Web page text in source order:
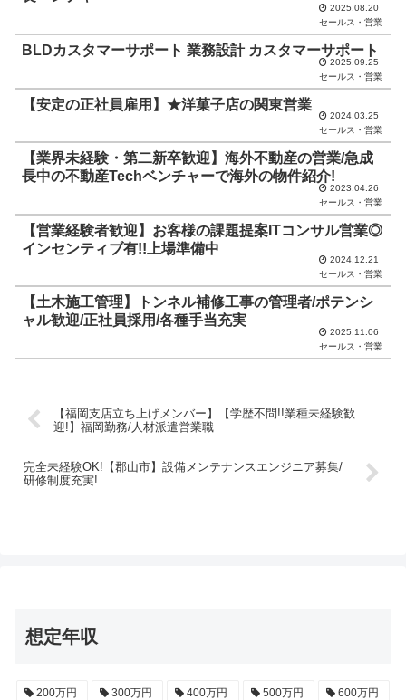
の
て
さ
2025.08.20
セールス・営業
BLDカスタマーサポート 業務設計 カスタマーサポート
2025.09.25
セールス・営業
【安定の正社員雇用】★洋菓子店の関東営業
2024.03.25
セールス・営業
【業界未経験・第二新卒歓迎】海外不動産の営業/急成
長中の不動産Techベンチャーで海外の物件紹介!
2023.04.26
セールス・営業
【営業経験者歓迎】お客様の課題提案ITコンサル営業◎
インセンティブ有!!上場準備中
2024.12.21
セールス・営業
【土木施工管理】トンネル補修工事の管理者/ポテンシ
ャル歓迎/正社員採用/各種手当充実
2025.11.06
セールス・営業
【福岡支店立ち上げメンバー】【学歴不問!!業種未経験歓
迎!】福岡勤務/人材派遣営業職
完全未経験OK!【郡山市】設備メンテナンスエンジニア募集/
研修制度充実!
想定年収
200万円 300万円 400万円 500万円 600万円